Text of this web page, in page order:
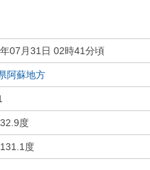
07月31日 02時41分頃
阿蘇地方
度
度